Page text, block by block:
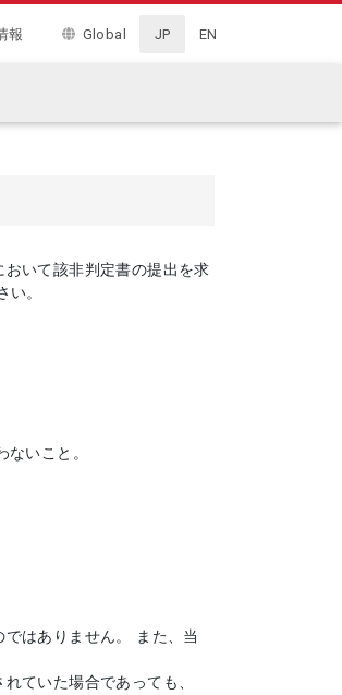
報 Global JP EN
いて該非判定書の提出を求
。
いこと。
はありません。 また、当
ていた場合であっても、